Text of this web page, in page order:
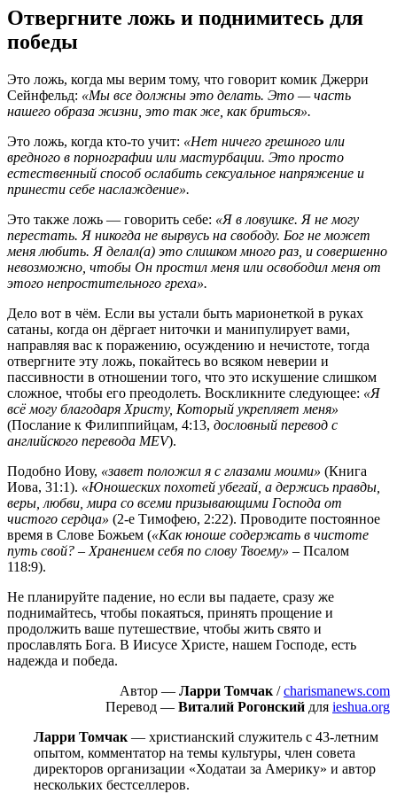
Отвергните ложь и поднимитесь для
победы
Это ложь, когда мы верим тому, что говорит комик Джерри
Сейнфельд: «Мы все должны это делать. Это — часть
нашего образа жизни, это так же, как бриться».
Это ложь, когда кто-то учит: «Нет ничего грешного или
вредного в порнографии или мастурбации. Это просто
естественный способ ослабить сексуальное напряжение и
принести себе наслаждение».
Это также ложь — говорить себе: «Я в ловушке. Я не могу
перестать. Я никогда не вырвусь на свободу. Бог не может
меня любить. Я делал(а) это слишком много раз, и совершенно
невозможно, чтобы Он простил меня или освободил меня от
этого непростительного греха».
Дело вот в чём. Если вы устали быть марионеткой в руках
сатаны, когда он дёргает ниточки и манипулирует вами,
направляя вас к поражению, осуждению и нечистоте, тогда
отвергните эту ложь, покайтесь во всяком неверии и
пассивности в отношении того, что это искушение слишком
сложное, чтобы его преодолеть. Воскликните следующее: «Я
всё могу благодаря Христу, Который укрепляет меня»
(Послание к Филиппийцам, 4:13, дословный перевод с
английского перевода MEV).
Подобно Иову, «завет положил я с глазами моими» (Книга
Иова, 31:1). «Юношеских похотей убегай, а держись правды,
веры, любви, мира со всеми призывающими Господа от
чистого сердца» (2-е Тимофею, 2:22). Проводите постоянное
время в Слове Божьем («Как юноше содержать в чистоте
путь свой? – Хранением себя по слову Твоему» – Псалом
118:9).
Не планируйте падение, но если вы падаете, сразу же
поднимайтесь, чтобы покаяться, принять прощение и
продолжить ваше путешествие, чтобы жить свято и
прославлять Бога. В Иисусе Христе, нашем Господе, есть
надежда и победа.
Автор — Ларри Томчак /charismanews.com
Перевод — Виталий Рогонский для ieshua.org
Ларри Томчак — христианский служитель с 43-летним
опытом, комментатор на темы культуры, член совета
директоров организации «Ходатаи за Америку» и автор
нескольких бестселлеров.